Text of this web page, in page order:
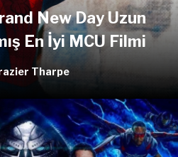
New Day Uzun
En İyi MCU Filmi
Tharpe